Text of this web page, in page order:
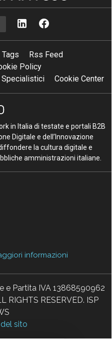
Tags
Rss Feed
Policy
Specialistici
Cookie Center
in Italia di testate e portali B2B
Digitale e dell’Innovazione
la cultura digitale e
amministrazioni italiane.
informazioni
e Partita IVA 13868590962
RESERVED. ISP
sito